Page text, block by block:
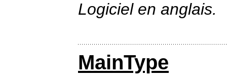
Logiciel en anglais.
MainType